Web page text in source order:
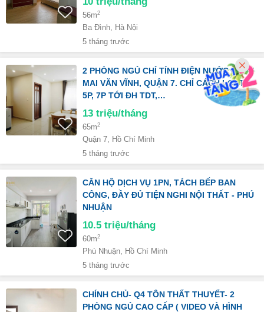
56m2
Ba Đình, Hà Nội
5 tháng trước
2 PHÒNG NGỦ CHỈ TÍNH ĐIỆN NƯỚC NGAY
MAI VĂN VĨNH, QUẬN 7. CHỈ CÁCH LOTTE
5P, 7P TỚI ĐH TDT,…
13 triệu/tháng
65m2
Quận 7, Hồ Chí Minh
5 tháng trước
CĂN HỘ DỊCH VỤ 1PN, TÁCH BẾP BAN
CÔNG, ĐẦY ĐỦ TIỆN NGHI NỘI THẤT - PHÚ
NHUẬN
10.5 triệu/tháng
60m2
Phú Nhuận, Hồ Chí Minh
5 tháng trước
CHÍNH CHỦ- Q4 TÔN THẤT THUYẾT- 2
PHÒNG NGỦ CAO CẤP ( VIDEO VÀ HÌNH